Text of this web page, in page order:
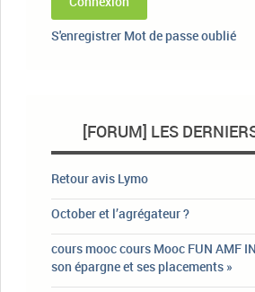
S'enregistrer Mot de passe oublié
[FORUM] LES
Retour avis Lymo
October et l’agrégateur ?
cours mooc cours Mooc FUN AMF
son épargne et ses placements »